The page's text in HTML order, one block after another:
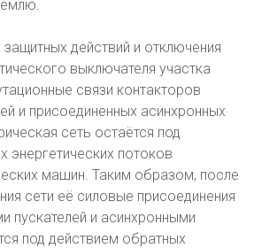
действий и отключения
выключателя участка
связи контакторов
и присоединенных асинхронных
сеть остаётся под
энергетических потоков
машин. Таким образом, после
сети её силовые присоединения
пускателей и асинхронными
под действием обратных